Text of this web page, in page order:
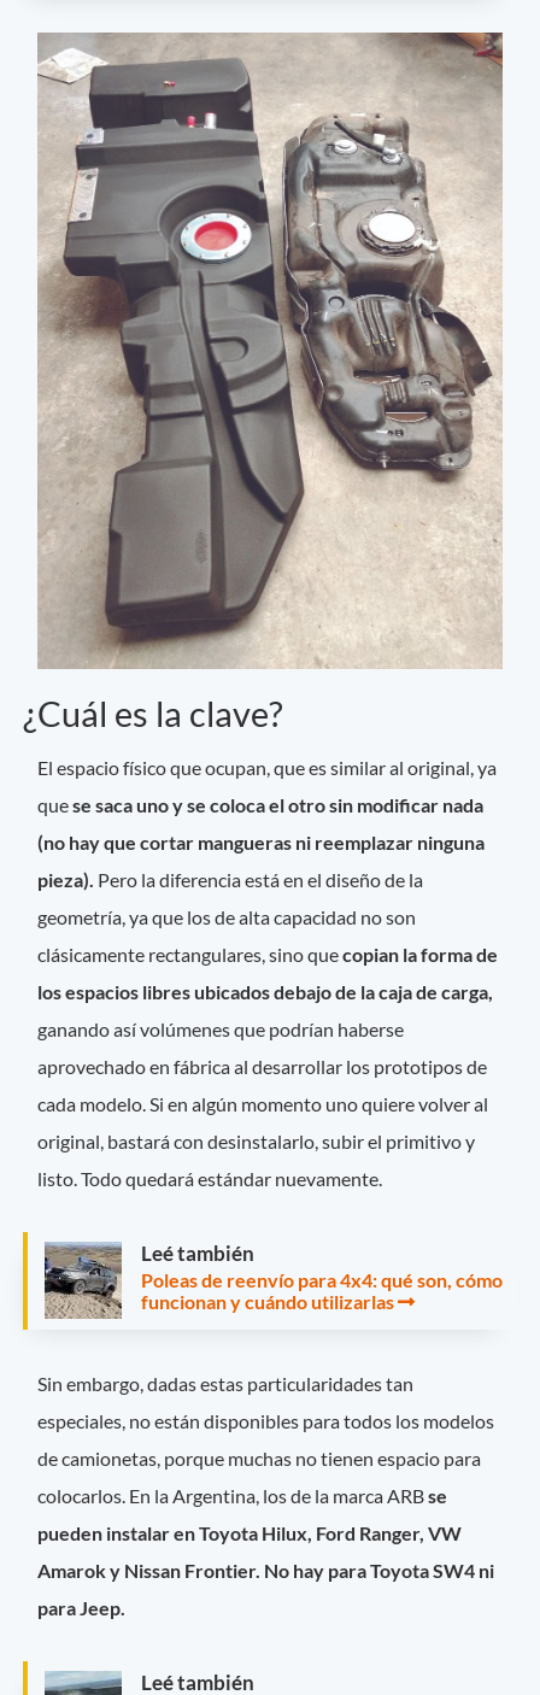
¿Cuál es la clave?
El espacio físico que ocupan, que es similar al original, ya
quese saca uno y se coloca el otro sin modificar nada
(no hay que cortar mangueras ni reemplazar ninguna
pieza). Pero la diferencia está en el diseño de la
geometría, ya que los de alta capacidad no son
clásicamente rectangulares, sino quecopian la forma de
los espacios libres ubicados debajo de la caja de carga,
ganando así volúmenes que podrían haberse
aprovechado en fábrica al desarrollar los prototipos de
cada modelo. Si en algún momento uno quiere volver al
original, bastará con desinstalarlo, subir el primitivo y
listo. Todo quedará estándar nuevamente.
Leé también
Poleas de reenvío para 4x4: qué son, cómo
funcionan y cuándo utilizarlas
Sin embargo, dadas estas particularidades tan
especiales, no están disponibles para todos los modelos
de camionetas, porque muchas no tienen espacio para
colocarlos. En la Argentina, los de la marca ARBse
pueden instalar en Toyota Hilux, Ford Ranger, VW
Amarok y Nissan Frontier. No hay para Toyota SW4 ni
para Jeep.
Leé también